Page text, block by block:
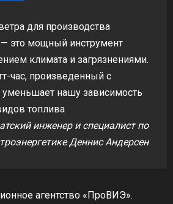
для производства
— это мощный инструмент
климата и загрязнениями.
час, произведенный с
нашу зависимость
топлива
инженер и специалист по
Деннис Андерсен
агентство «ПроВИЭ».